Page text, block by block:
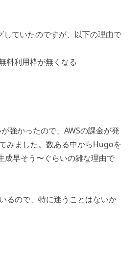
ていたのですが、以下の理由で
料利用枠が無くなる
強かったので、AWSの課金が発
みました。数ある中からHugoを
早そう〜ぐらいの雑な理由で
るので、特に迷うことはないか